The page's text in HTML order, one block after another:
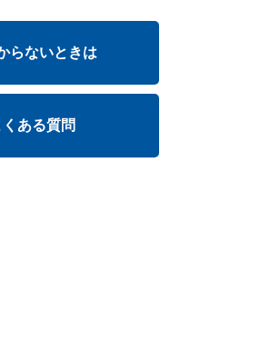
らないときは
くある質問